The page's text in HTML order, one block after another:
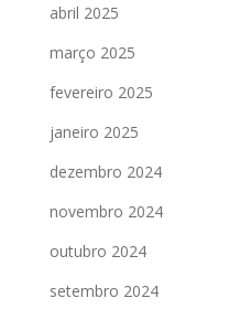
abril 2025
março 2025
fevereiro 2025
janeiro 2025
dezembro 2024
novembro 2024
outubro 2024
setembro 2024